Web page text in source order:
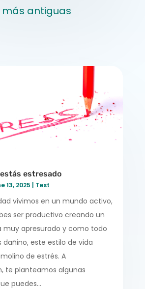
más antiguas
estresado
13, 2025 Test
vivimos en un mundo activo,
ser productivo creando un
muy apresurado y como todo
dañino, este estilo de vida
de estrés. A
te planteamos algunas
puedes...